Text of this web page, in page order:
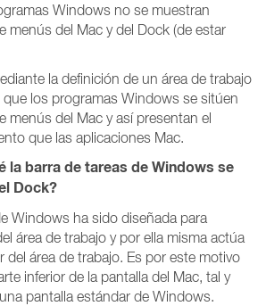
Windows no se muestran
menús del Mac y del Dock (de estar
la definición de un área de trabajo
que los programas Windows se sitúen
menús del Mac y así presentan el
que las aplicaciones Mac.
la barra de tareas de Windows se
Dock?
Windows ha sido diseñada para
área de trabajo y por ella misma actúa
del área de trabajo. Es por este motivo
inferior de la pantalla del Mac, tal y
pantalla estándar de Windows.